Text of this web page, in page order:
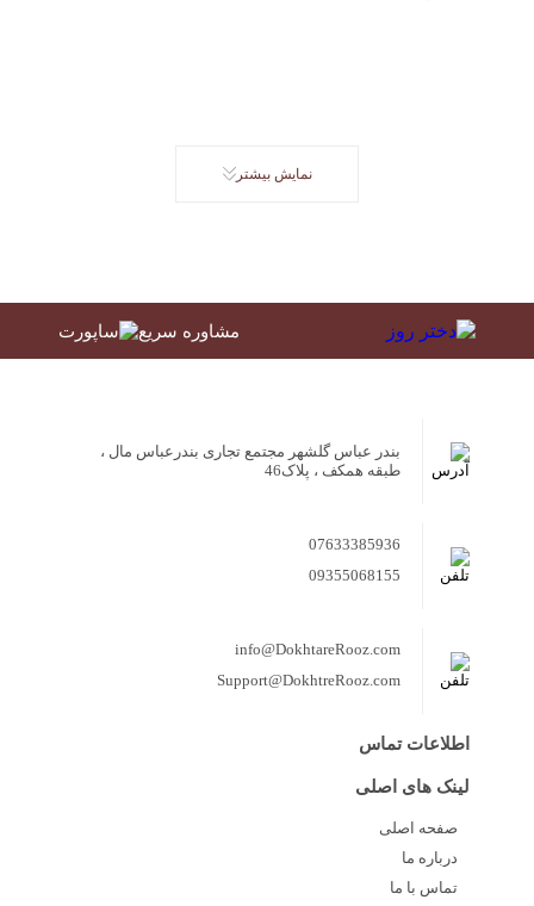
نمایش بیشتر
مشاوره سریع
بندر عباس گلشهر مجتمع تجاری بندرعباس مال ،
طبقه همکف ، پلاک46
07633385936
09355068155
info@DokhtareRooz.com
Support@DokhtreRooz.com
اطلاعات تماس
لینک های اصلی
صفحه اصلی
درباره ما
تماس با ما